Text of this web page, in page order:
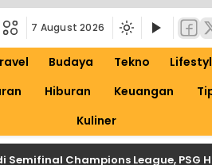
7 August 2026
Budaya Tekno
Hiburan Keuangan
Kuliner
Champions League, PSG Hadapi